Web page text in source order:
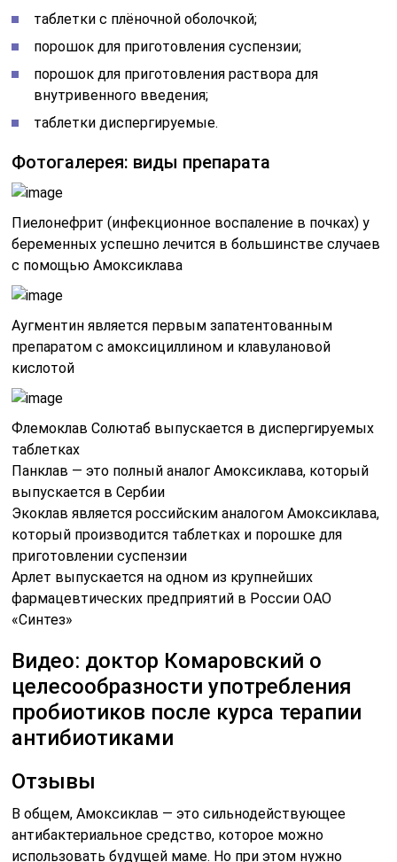
таблетки с плёночной оболочкой;
порошок для приготовления суспензии;
порошок для приготовления раствора для
внутривенного введения;
таблетки диспергируемые.
Фотогалерея: виды препарата
Пиелонефрит (инфекционное воспаление в почках) у
беременных успешно лечится в большинстве случаев
с помощью Амоксиклава
Аугментин является первым запатентованным
препаратом с амоксициллином и клавулановой
кислотой
Флемоклав Солютаб выпускается в диспергируемых
таблетках
Панклав — это полный аналог Амоксиклава, который
выпускается в Сербии
Экоклав является российским аналогом Амоксиклава,
который производится таблетках и порошке для
приготовлении суспензии
Арлет выпускается на одном из крупнейших
фармацевтических предприятий в России ОАО
«Синтез»
Видео: доктор Комаровский о
целесообразности употребления
пробиотиков после курса терапии
антибиотиками
Отзывы
В общем, Амоксиклав — это сильнодействующее
антибактериальное средство, которое можно
использовать будущей маме. Но при этом нужно